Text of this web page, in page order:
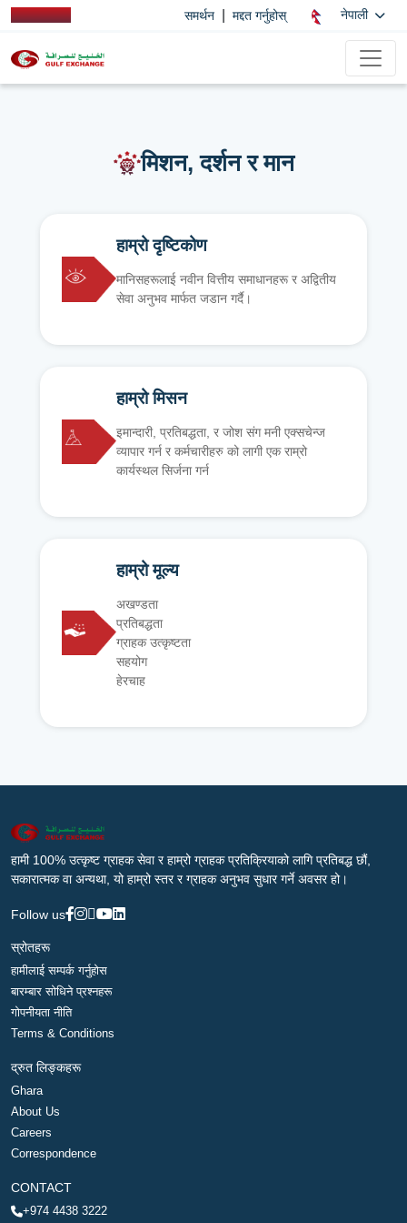
समर्थन मद्दत गर्नुहोस् नेपाली
मिशन, दर्शन र मान
हाम्रो दृष्टिकोण
मानिसहरूलाई नवीन वित्तीय समाधानहरू र अद्वितीय
सेवा अनुभव मार्फत जडान गर्दै।
हाम्रो मिसन
इमान्दारी, प्रतिबद्धता, र जोश संग मनी एक्सचेन्ज
व्यापार गर्न र कर्मचारीहरु को लागी एक राम्रो
कार्यस्थल सिर्जना गर्न
हाम्रो मूल्य
अखण्डता
प्रतिबद्धता
ग्राहक उत्कृष्टता
सहयोग
हेरचाह
हामी 100% उत्कृष्ट ग्राहक सेवा र हाम्रो ग्राहक प्रतिक्रियाको लागि प्रतिबद्ध छौं,
सकारात्मक वा अन्यथा, यो हाम्रो स्तर र ग्राहक अनुभव सुधार गर्ने अवसर हो।
Follow us
स्रोतहरू
हामीलाई सम्पर्क गर्नुहोस
बारम्बार सोधिने प्रश्नहरू
गोपनीयता नीति
Terms & Conditions
द्रुत लिङ्कहरू
Ghara
About Us
Careers
Correspondence
CONTACT
+974 4438 3222